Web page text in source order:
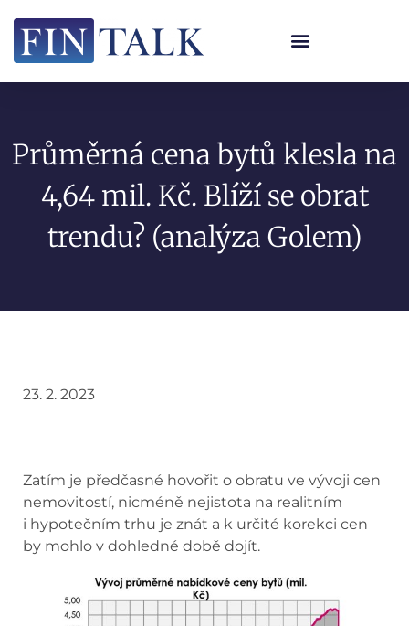
Průměrná cena bytů klesla na
4,64 mil. Kč. Blíží se obrat
trendu? (analýza Golem)
23. 2. 2023
Zatím je předčasné hovořit o obratu ve vývoji cen
nemovitostí, nicméně nejistota na realitním
i hypotečním trhu je znát a k určité korekci cen
by mohlo v dohledné době dojít.